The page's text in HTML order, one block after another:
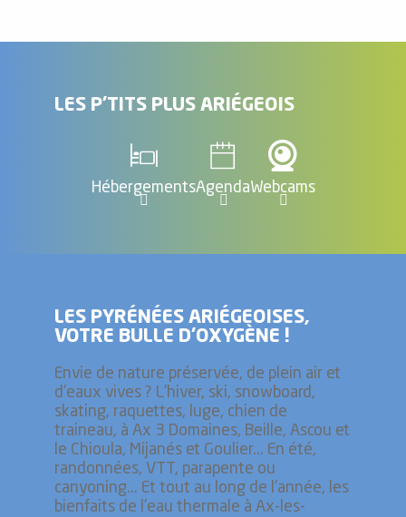
LES P'TITS PLUS ARIÉGEOIS
HébergementsAgendaWebcams
LES PYRÉNÉES ARIÉGEOISES,
VOTRE BULLE D’OXYGÈNE !
Envie de nature préservée, de plein air et
d'eaux vives ? L'hiver, ski, snowboard,
skating, raquettes, luge, chien de
traineau, à Ax 3 Domaines, Beille, Ascou et
le Chioula, Mijanés et Goulier... En été,
randonnées, VTT, parapente ou
canyoning... Et tout au long de l'année, les
bienfaits de l'eau thermale à Ax-les-